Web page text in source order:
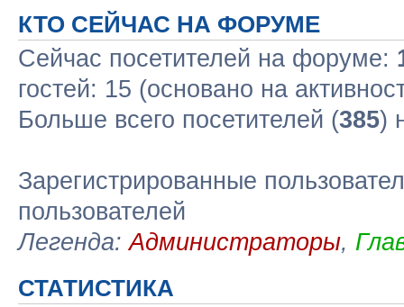
КТО СЕЙЧАС НА ФОРУМЕ
Сейчас посетителей на форуме:
гостей: 15 (основано на
Больше всего посетителей (385)
Зарегистрированные
пользователей
Легенда:Администраторы,
СТАТИСТИКА